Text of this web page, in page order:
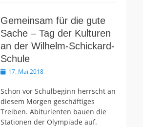
Gemeinsam für die gute
Sache – Tag der Kulturen
an der Wilhelm-Schickard-
Schule
Veröffentlicht
17. Mai 2018
Schon vor Schulbeginn herrscht an
diesem Morgen geschäftiges
Treiben. Abiturienten bauen die
Stationen der Olympiade auf.